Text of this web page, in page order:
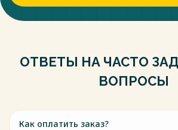
ОТВЕТЫ НА ЧАСТО
ВОПРОСЫ
Как оплатить заказ?